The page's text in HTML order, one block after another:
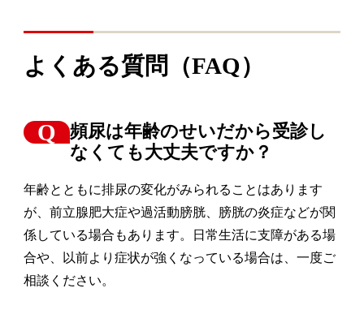
よくある質問（FAQ）
頻尿は年齢のせいだから受診し
なくても大丈夫ですか？
年齢とともに排尿の変化がみられることはあります
が、前立腺肥大症や過活動膀胱、膀胱の炎症などが関
係している場合もあります。日常生活に支障がある場
合や、以前より症状が強くなっている場合は、一度ご
相談ください。